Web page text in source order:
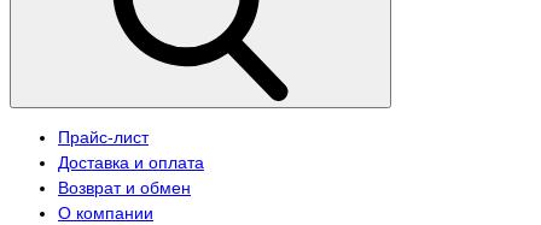
Прайс-лист
Доставка и оплата
Возврат и обмен
О компании